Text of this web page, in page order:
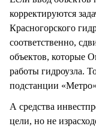
корректируются
Красногорского
соответственно,
объектов, которые
работы гидроузла.
подстанции
А средства
цели, но не